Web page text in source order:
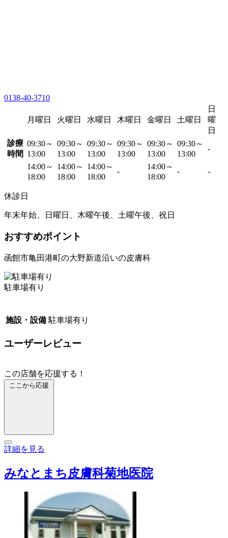
0138-40-3710
月曜日 火曜日 水曜日 木曜日 金曜日 土曜日
日
曜
日
診療
時間
09:30～
13:00
09:30～
13:00
09:30～
13:00
09:30～
13:00
09:30～
13:00
09:30～
13:00
-
14:00～
18:00
14:00～
18:00
14:00～
18:00
-
14:00～
18:00
- -
休診日
年末年始、日曜日、木曜午後、土曜午後、祝日
おすすめポイント
函館市亀田港町の大野新道沿いの皮膚科
駐車場有り
施設・設備 駐車場有り
ユーザーレビュー
この店舗を応援する！
ここから応援
詳細を見る
みなとまち皮膚科菊地医院